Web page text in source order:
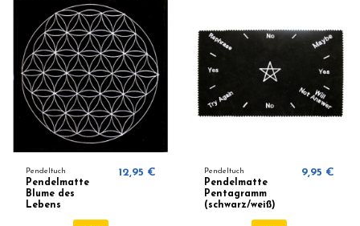
Pendeltuch
Pendelmatte
Blume des
Lebens
12,95 € Pendeltuch
Pendelmatte
Pentagramm
(schwarz/weiß)
9,95 €